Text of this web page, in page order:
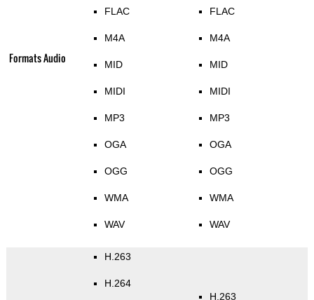
Formats Audio
FLAC
M4A
MID
MIDI
MP3
OGA
OGG
WMA
WAV
FLAC
M4A
MID
MIDI
MP3
OGA
OGG
WMA
WAV
H.263
H.264
H.263